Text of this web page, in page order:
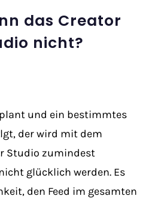
das Creator
nicht?
und ein bestimmtes
der wird mit dem
Studio zumindest
glücklich werden. Es
den Feed im gesamten